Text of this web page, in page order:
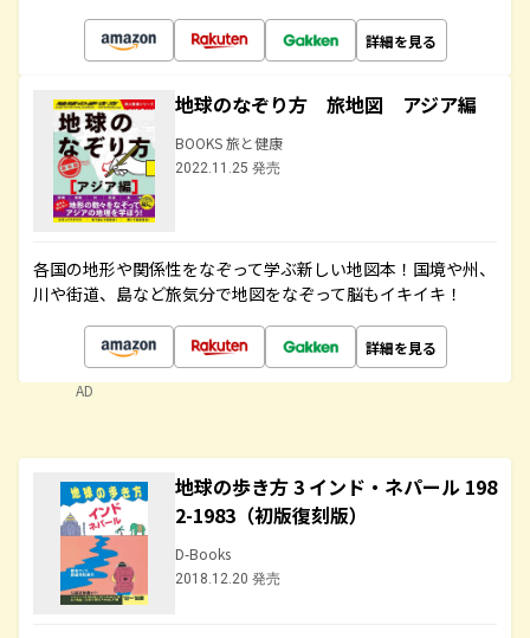
詳細を見る
地球のなぞり方 旅地図 アジア編
BOOKS 旅と健康
2022.11.25 発売
各国の地形や関係性をなぞって学ぶ新しい地図本！国境や州、
川や街道、島など旅気分で地図をなぞって脳もイキイキ！
詳細を見る
AD
地球の歩き方 3 インド・ネパール 198
2-1983（初版復刻版）
D-Books
2018.12.20 発売